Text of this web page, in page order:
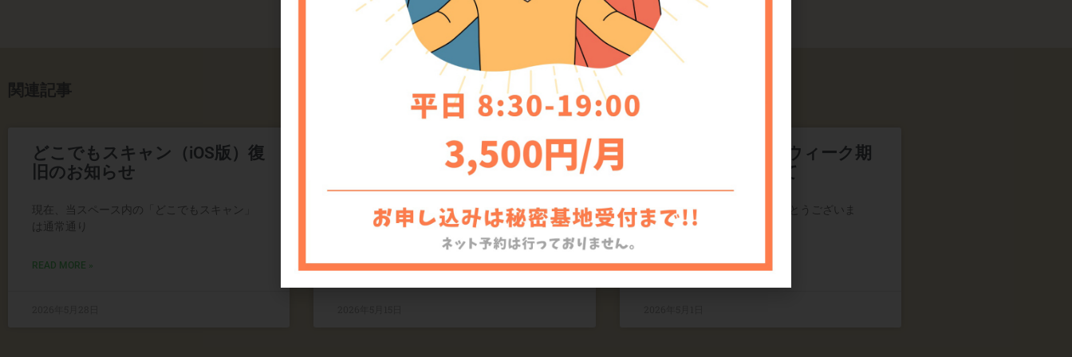
関連記事
どこでもスキャン（iOS版）復
旧のお知らせ
現在、当スペース内の「どこでもスキャン」
は通常通り
READ MORE »
どこでもスキャン（iOS版）一
時停止のお知らせ
現在、どこでもスキャン提供元による確認対
応のため、
READ MORE »
2026年ゴールデンウィーク期
間中の営業について
いつもご利用いただきありがとうございま
す。 今年の
READ MORE »